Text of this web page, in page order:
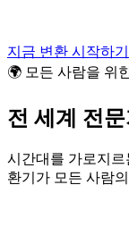
지금 변환 시작하기
🌍 모든 사람을 위
전 세계 전
시간대를 가로지르
환기가 모든 사람